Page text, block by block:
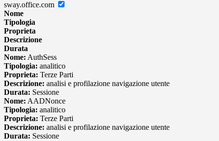
sway.office.com
Nome
Tipologia
Proprieta
Descrizione
Durata
Nome: AuthSess
Tipologia: analitico
Proprieta: Terze Parti
Descrizione: analisi e profilazione navigazione utente
Durata: Sessione
Nome: AADNonce
Tipologia: analitico
Proprieta: Terze Parti
Descrizione: analisi e profilazione navigazione utente
Durata: Sessione